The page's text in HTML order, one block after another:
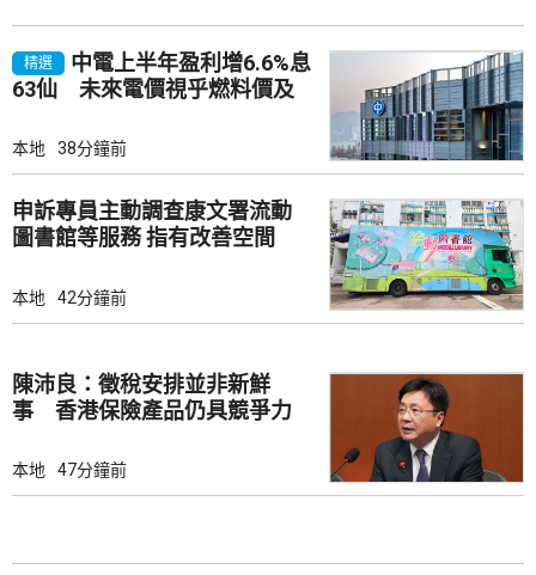
精選
中電上半年盈利增6.6%息
63仙 未來電價視乎燃料價及
本地 38分鐘前
申訴專員主動調查康文署流動
圖書館等服務 指有改善空間
本地 42分鐘前
陳沛良：徵稅安排並非新鮮
事 香港保險產品仍具競爭力
本地 47分鐘前